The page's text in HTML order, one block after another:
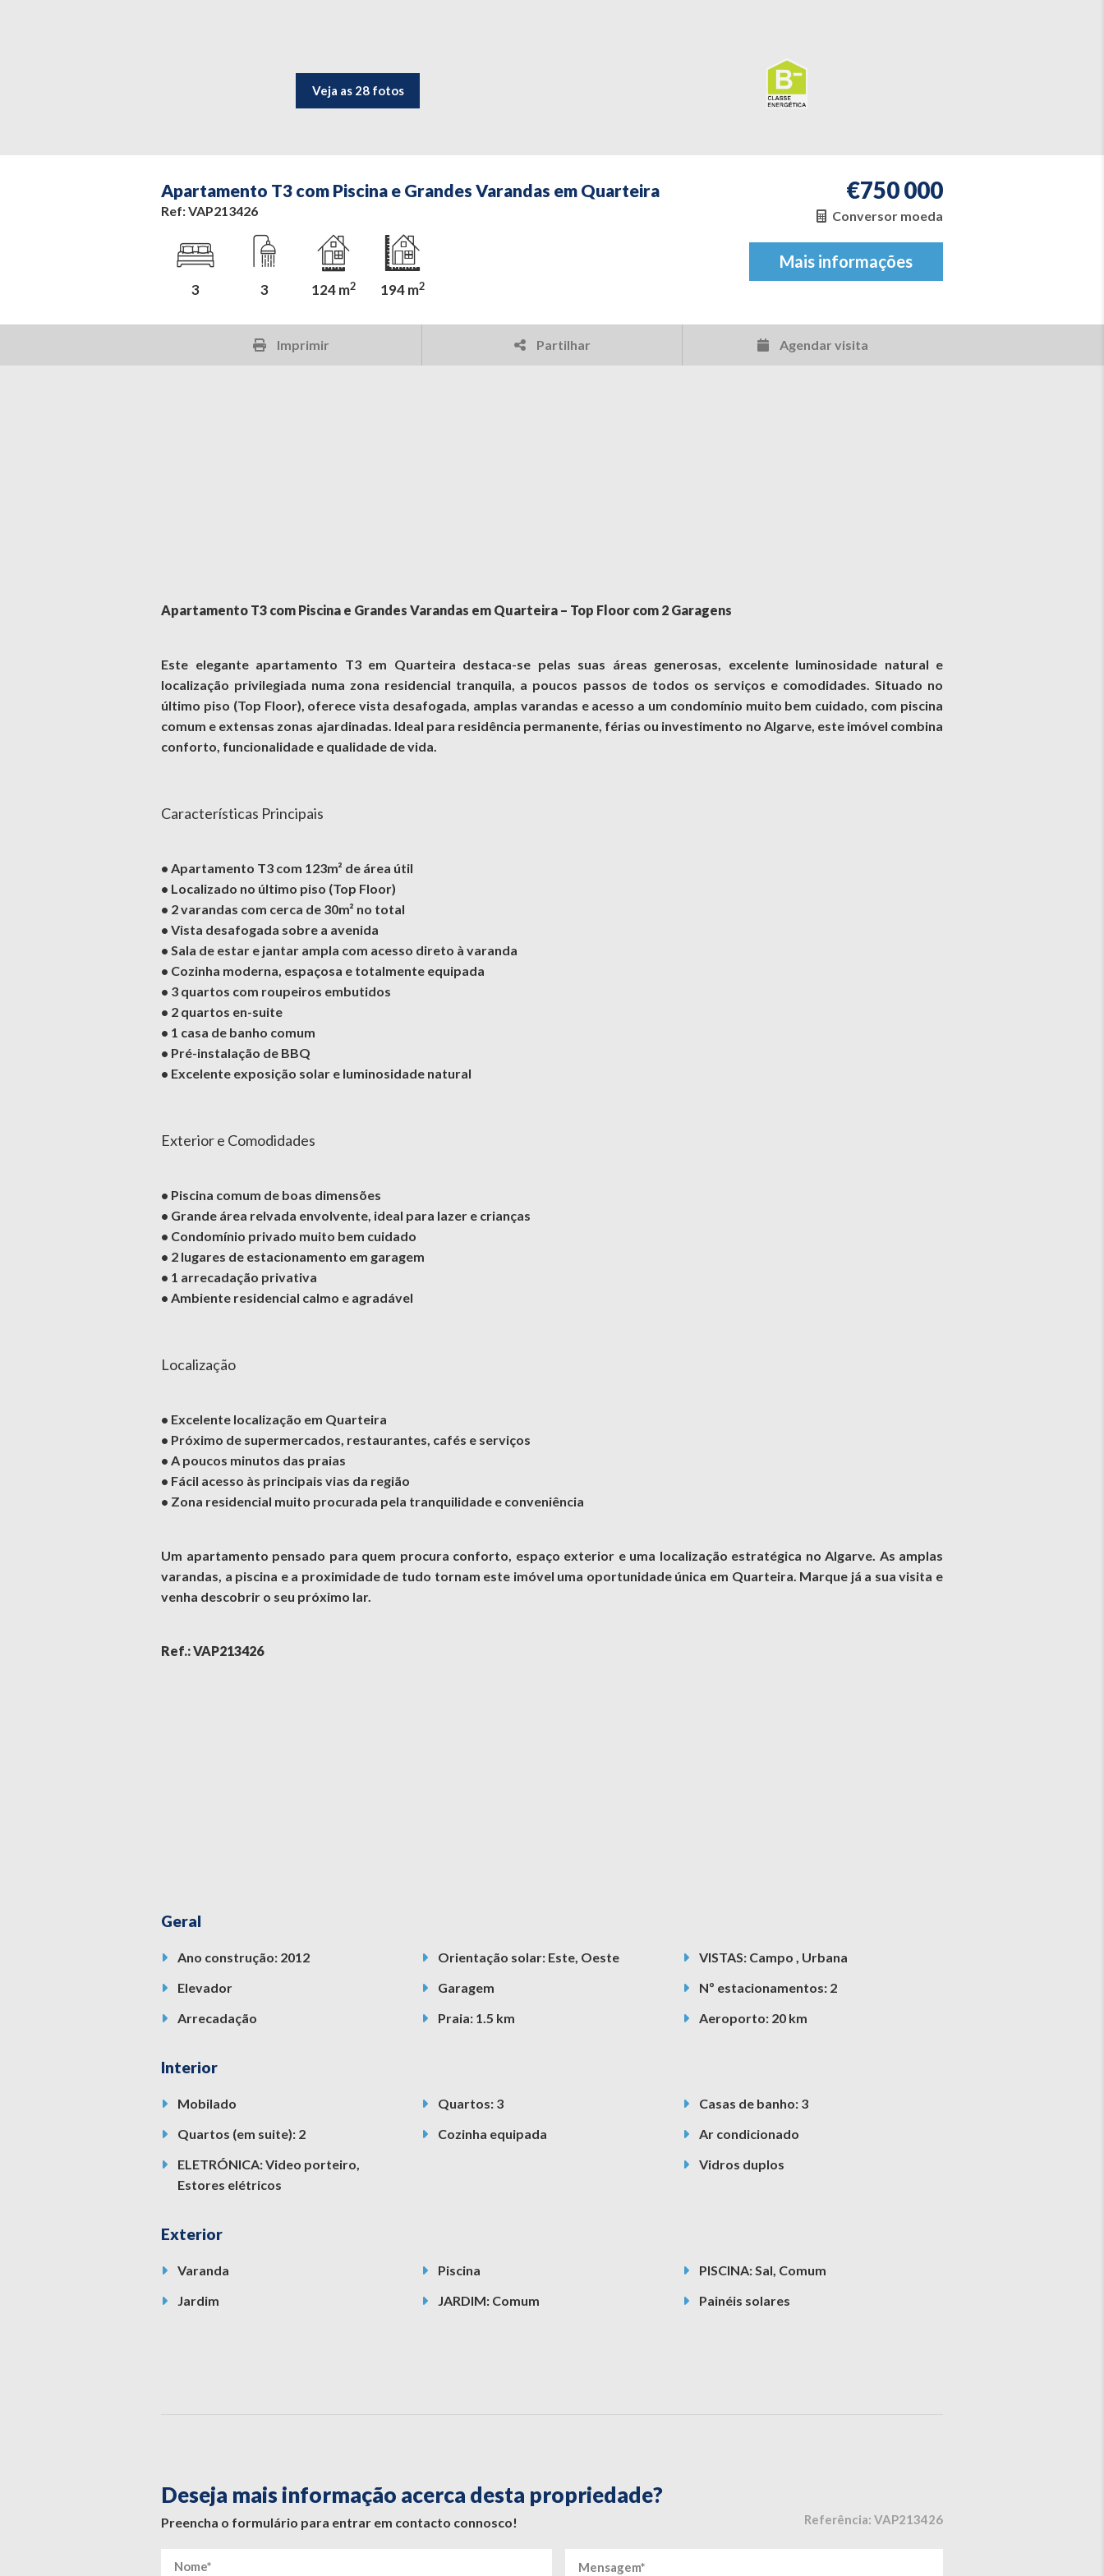
Veja as 28 fotos
Apartamento T3 com Piscina e Grandes Varandas em Quarteira
Ref: VAP213426
3 3 124 m2 194 m2
€750 000
Conversor moeda
Mais informações
Imprimir Partilhar Agendar visita
Apartamento T3 com Piscina e Grandes Varandas em Quarteira – Top Floor com 2 Garagens
Este elegante apartamento T3 em Quarteira destaca-se pelas suas áreas generosas, excelente luminosidade natural e
localização privilegiada numa zona residencial tranquila, a poucos passos de todos os serviços e comodidades. Situado no
último piso (Top Floor), oferece vista desafogada, amplas varandas e acesso a um condomínio muito bem cuidado, com piscina
comum e extensas zonas ajardinadas. Ideal para residência permanente, férias ou investimento no Algarve, este imóvel combina
conforto, funcionalidade e qualidade de vida.
Características Principais
• Apartamento T3 com 123m² de área útil
• Localizado no último piso (Top Floor)
• 2 varandas com cerca de 30m² no total
• Vista desafogada sobre a avenida
• Sala de estar e jantar ampla com acesso direto à varanda
• Cozinha moderna, espaçosa e totalmente equipada
• 3 quartos com roupeiros embutidos
• 2 quartos en-suite
• 1 casa de banho comum
• Pré-instalação de BBQ
• Excelente exposição solar e luminosidade natural
Exterior e Comodidades
• Piscina comum de boas dimensões
• Grande área relvada envolvente, ideal para lazer e crianças
• Condomínio privado muito bem cuidado
• 2 lugares de estacionamento em garagem
• 1 arrecadação privativa
• Ambiente residencial calmo e agradável
Localização
• Excelente localização em Quarteira
• Próximo de supermercados, restaurantes, cafés e serviços
• A poucos minutos das praias
• Fácil acesso às principais vias da região
• Zona residencial muito procurada pela tranquilidade e conveniência
Um apartamento pensado para quem procura conforto, espaço exterior e uma localização estratégica no Algarve. As amplas
varandas, a piscina e a proximidade de tudo tornam este imóvel uma oportunidade única em Quarteira. Marque já a sua visita e
venha descobrir o seu próximo lar.
Ref.: VAP213426
Geral
Ano construção: 2012 Orientação solar: Este, Oeste
VISTAS: Campo , Urbana
Elevador
Garagem
Nº estacionamentos: 2
Arrecadação
Praia: 1.5 km Aeroporto: 20 km
Interior
Mobilado Quartos: 3
Casas de banho: 3
Quartos (em suite): 2
Cozinha equipada
Ar condicionado
ELETRÓNICA: Video porteiro,
Estores elétricos
Vidros duplos
Exterior
Varanda Piscina
PISCINA: Sal, Comum
Jardim
JARDIM: Comum Painéis solares
Deseja mais informação acerca desta propriedade?
Preencha o formulário para entrar em contacto connosco! Referência: VAP213426